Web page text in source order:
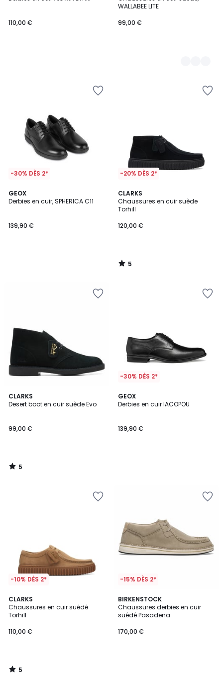
110,00 €
WALLABEE LITE
99,00 €
-30% DÈS 2*
GEOX
Derbies en cuir, SPHERICA C11
139,90 €
-20% DÈS 2*
CLARKS
Chaussures en cuir suède
Torhill
120,00 €
5
/
5
5
/
CLARKS
Desert boot en cuir suède Evo
99,00 €
5
/
5
/
-30% DÈS 2*
GEOX
Derbies en cuir IACOPOU
139,90 €
-10% DÈS 2*
CLARKS
Chaussures en cuir suédé
Torhill
110,00 €
5
/
5
5
/
-15% DÈS 2*
BIRKENSTOCK
Chaussures derbies en cuir
suédé Pasadena
170,00 €